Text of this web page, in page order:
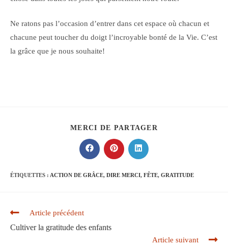
Ne ratons pas l’occasion d’entrer dans cet espace où chacun et
chacune peut toucher du doigt l’incroyable bonté de la Vie. C’est
la grâce que je nous souhaite!
MERCI DE PARTAGER
Ouvrir
dans
autre
fenêtre
Ouvrir
dans
autre
Ouvrir
dans
autre
fenêtre
ÉTIQUETTES : ACTION DE GRÂCE, DIRE MERCI, FÊTE, GRATITUDE
Read
articles
Article précédent
Cultiver la gratitude des enfants
Article suivant